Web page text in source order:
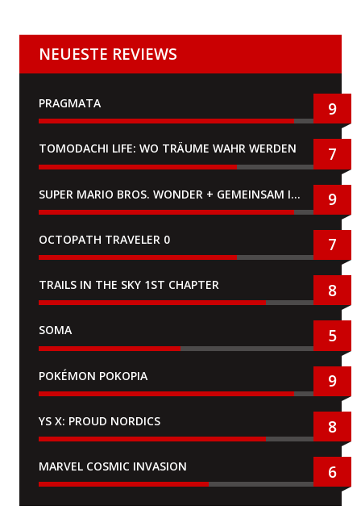
NEUESTE REVIEWS
PRAGMATA 9
TOMODACHI LIFE: WO TRÄUME WAHR WERDEN 7
SUPER MARIO BROS. WONDER + GEMEINSAM IM BELLABEL-PARK 9
OCTOPATH TRAVELER 0 7
TRAILS IN THE SKY 1ST CHAPTER 8
SOMA 5
POKÉMON POKOPIA 9
YS X: PROUD NORDICS 8
MARVEL COSMIC INVASION 6